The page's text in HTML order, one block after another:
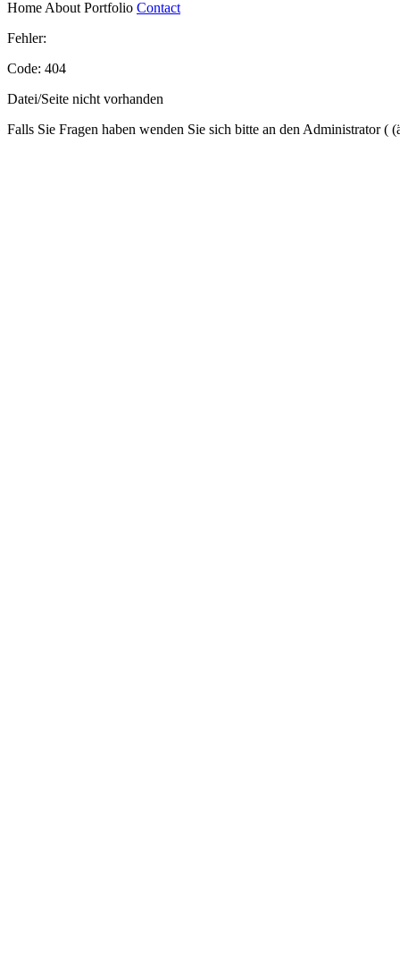
Home About Portfolio Contact
Fehler:
Code: 404
Datei/Seite nicht vorhanden
Falls Sie Fragen haben wenden Sie sich bitte an den Administrator (